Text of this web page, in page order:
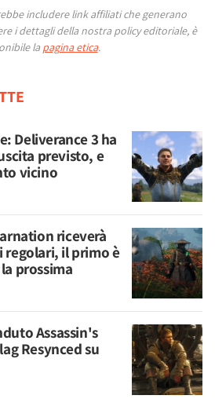
includere link affiliati che generano
i dettagli della nostra policy editoriale, è
la pagina etica.
Deliverance 3 ha
previsto, e
vicino
riceverà
il primo è
prossima
Assassin's
Resynced su